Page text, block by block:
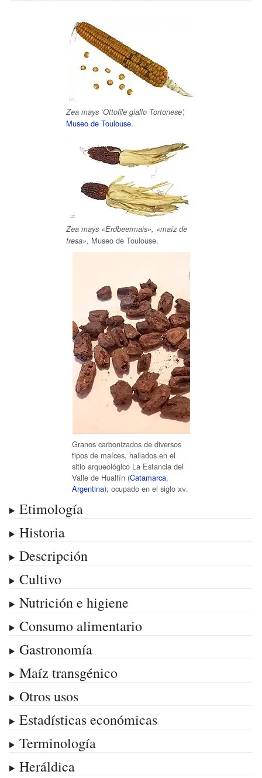
Zea mays ‘Ottofile giallo Tortonese’,
Museo de Toulouse.
Zea mays «Erdbeermais», «maíz de
fresa», Museo de Toulouse.
Granos carbonizados de diversos
tipos de maíces, hallados en el
sitio arqueológico La Estancia del
Valle de Hualfín (Catamarca,
Argentina), ocupado en el siglo xv.
Etimología
Historia
Descripción
Cultivo
Nutrición e higiene
Consumo alimentario
Gastronomía
Maíz transgénico
Otros usos
Estadísticas económicas
Terminología
Heráldica